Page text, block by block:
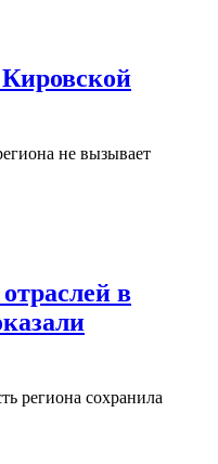
Кировской
не вызывает
в
региона сохранила